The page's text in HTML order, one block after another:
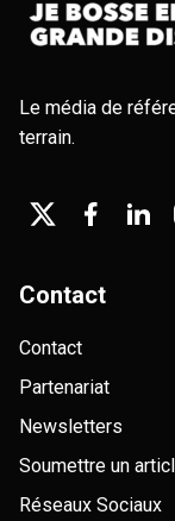
Le média de
terrain.
Contact
Contact
Partenariat
Newsletters
Soumettre un
Réseaux Sociaux